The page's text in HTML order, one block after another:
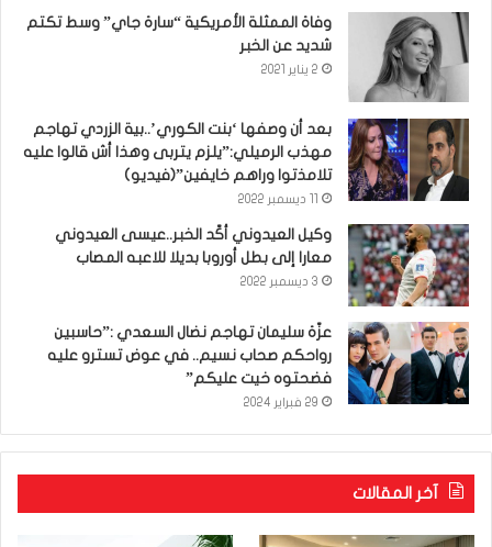
وفاة الممثلة الأمريكية “سارة جاي” وسط تكتم
شديد عن الخبر
2 يناير 2021
بعد أن وصفها ‘بنت الكوري’..بية الزردي تهاجم
مهذب الرميلي:”يلزم يتربى وهذا أش قالوا عليه
تلامذتوا وراهم خايفين”(فيديو)
وكيل العيدوني أكّد الخبر..عيسى العيدوني
معارا إلى بطل أوروبا بديلا للاعبه المصاب
3 ديسمبر 2022
عزّة سليمان تهاجم نضال السعدي :”حاسبين
رواحكم صحاب نسيم.. في عوض تسترو عليه
فضحتوه خيت عليكم”
29 فبراير 2024
آخر المقالات